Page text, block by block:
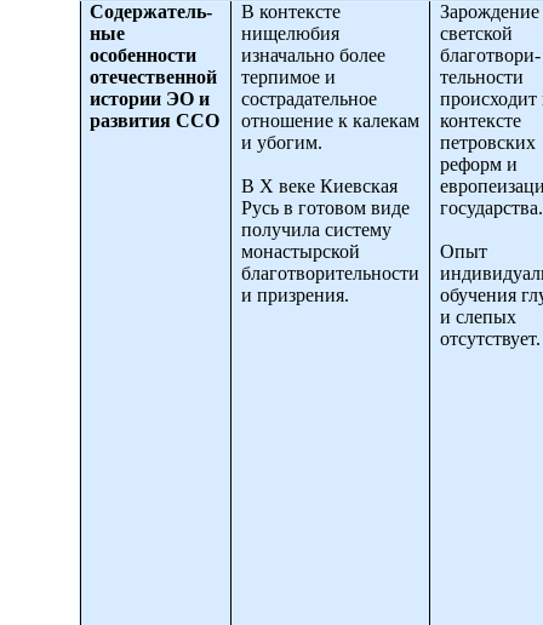
Содержатель-
ные
особенности
отечественной
истории ЭО и
развития ССО
В контексте
нищелюбия
изначально более
терпимое и
сострадательное
отношение к калекам
и убогим.
В X веке Киевская
Русь в готовом виде
получила систему
монастырской
благотворительности
и призрения.
Зарождение
светской
благотвори-
тельности
происходит
контексте
петровских
реформ и
государства.
Опыт
обучения
и слепых
отсутствует.